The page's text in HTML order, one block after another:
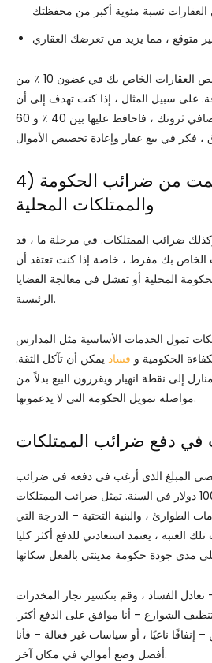
حاول الحفاظ على تخصيص العقارات الخاص بك في غضون 10 ٪ من
على سبيل المثال ، إذا كنت تهدف إلى أن
تشكل العقارات 50 ٪ من صافي ثروتك ، فاحافظ عليها بين 40 ٪ و 60
4) لقد سئمت من ضرائب الحكومة
والممتلكات المحلية
ضرائب الممتلكات. في مرحلة ما ، قد
بك مفرط ، خاصة إذا كنت تعتقد أن
المحلية أو تفشل في معالجة القضايا
الرئيسية.
تمول الخدمات الأساسية مثل المدارس
الحكومية و فساد يمكن أن تآكل الثقة.
إلى نقطة انهيار ويقررون البيع بدلاً من
مواصلة تمويل الحكومة التي لا يدعمونها.
في دفع ضرائب الممتلكات
المبلغ الذي أرغب في دفعه في ضرائب
الممتلكات هو 100000 دولار في السنة. تمثل ضرائب الممتلكات
الطوارئ ، والبنية التحتية – الدرجة التي
العتبة ، يعتمد استعادتي للدفع أكثر كليا
– تعادل الفساد ، وقم بتكسير تجار المخدرات
الشوارع – أنا موافق على الدفع أكثر.
إنفاقًا ناعيًا ، أو سياسات غير فعالة – فأنا
أفضل وضع أموالي في مكان آخر.